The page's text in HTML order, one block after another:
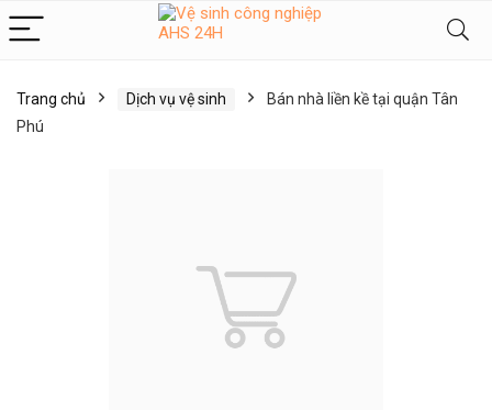
Trang chủ Dịch vụ vệ sinh
Bán nhà liền kề tại quận Tân
Phú